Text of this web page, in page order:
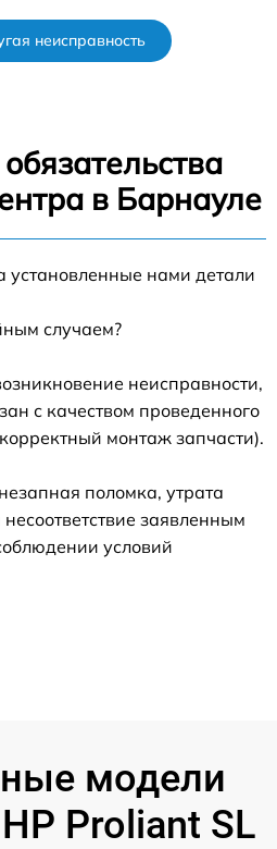
неисправность
в Барнауле
установленные нами детали
случаем?
неисправности,
с качеством проведенного
монтаж запчасти).
поломка, утрата
заявленным
условий
модели
Proliant SL